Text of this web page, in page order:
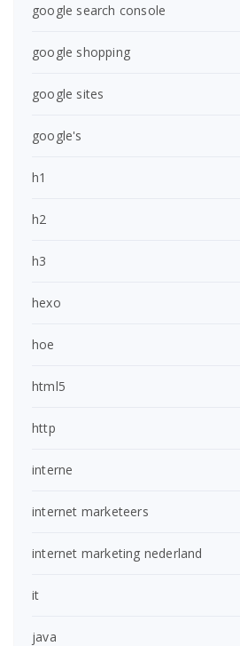
google search console
google shopping
google sites
google's
h1
h2
h3
hexo
hoe
html5
http
interne
internet marketeers
internet marketing nederland
it
java